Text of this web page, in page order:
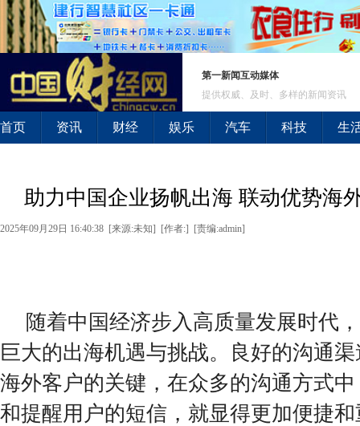
第一新闻互动媒体
提供权威、及时、多样的新闻资讯
首页 资讯 财经 娱乐 汽车 科技 生
助力中国企业扬帆出海 联动优势海
2025年09月29日 16:40:38 [来源:未知] [作者:] [责编:admin]
随着中国经济步入高质量发展时代
巨大的出海机遇与挑战。良好的沟通
海外客户的关键，在众多的沟通方式
和提醒用户的短信，就显得更加便捷